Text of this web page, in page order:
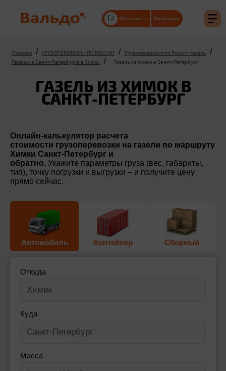
Рассчитать Позвонить
Главная / ГРУЗОПЕРЕВОЗКИ ПО РОССИИ / Грузоперевозки по России газель /
Газель из Санкт-Петербурга в Химки / Газель из Химок в Санкт-Петербург
ГАЗЕЛЬ ИЗ ХИМОК В
САНКТ-ПЕТЕРБУРГ
Онлайн-калькулятор расчета
стоимости грузоперевозки на газели по маршруту
Химки Санкт-Петербург и
обратно. Укажите параметры груза (вес, габариты,
тип), точку погрузки и выгрузки – и получите цену
прямо сейчас.
Автомобиль Контейнер Сборный
Откуда
Куда
Масса